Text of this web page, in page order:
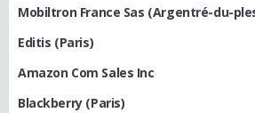
Mobiltron France Sas (Argentré-du-
Editis (Paris)
Amazon Com Sales Inc
Blackberry (Paris)